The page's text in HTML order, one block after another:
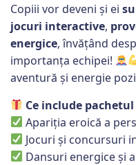
Copiii vor deveni și ei
jocuri interactive,
energice, învățând
importanța echipei!
aventură și energie
Ce include
Apariția eroică a
Jocuri și concursuri
Dansuri energice și